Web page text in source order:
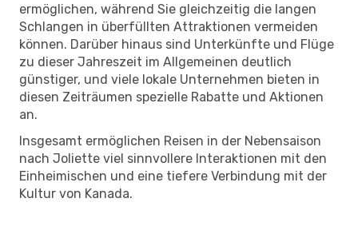
ermöglichen, während Sie gleichzeitig die langen
Schlangen in überfüllten Attraktionen vermeiden
können. Darüber hinaus sind Unterkünfte und Flüge
zu dieser Jahreszeit im Allgemeinen deutlich
günstiger, und viele lokale Unternehmen bieten in
diesen Zeiträumen spezielle Rabatte und Aktionen
an.
Insgesamt ermöglichen Reisen in der Nebensaison
nach Joliette viel sinnvollere Interaktionen mit den
Einheimischen und eine tiefere Verbindung mit der
Kultur von Kanada.